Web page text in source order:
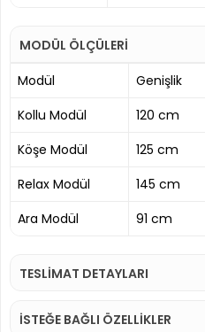
MODÜL ÖLÇÜLERİ
Modül
Genişlik
Kollu Modül
120 cm
Köşe Modül
125 cm
Relax Modül
145 cm
Ara Modül
91 cm
TESLİMAT DETAYLARI
İSTEĞE BAĞLI ÖZELLİKLER